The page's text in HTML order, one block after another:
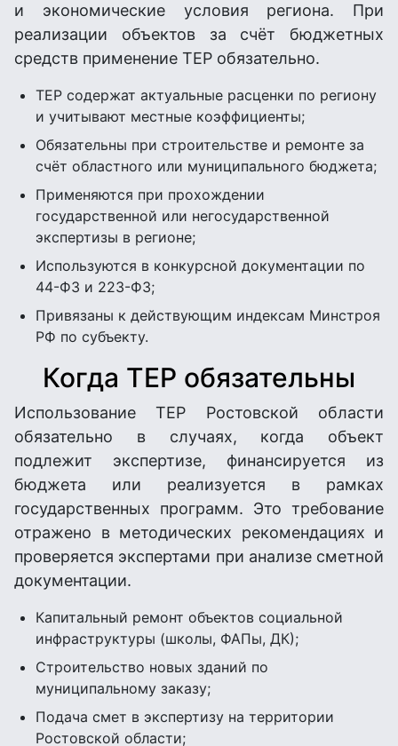
и экономические условия региона. При
реализации объектов за счёт бюджетных
средств применение ТЕР обязательно.
ТЕР содержат актуальные расценки по региону
и учитывают местные коэффициенты;
Обязательны при строительстве и ремонте за
счёт областного или муниципального бюджета;
Применяются при прохождении
государственной или негосударственной
экспертизы в регионе;
Используются в конкурсной документации по
44-ФЗ и 223-ФЗ;
Привязаны к действующим индексам Минстроя
РФ по субъекту.
Когда ТЕР обязательны
Использование ТЕР Ростовской области
обязательно в случаях, когда объект
подлежит экспертизе, финансируется из
бюджета или реализуется в рамках
государственных программ. Это требование
отражено в методических рекомендациях и
проверяется экспертами при анализе сметной
документации.
Капитальный ремонт объектов социальной
инфраструктуры (школы, ФАПы, ДК);
Строительство новых зданий по
муниципальному заказу;
Подача смет в экспертизу на территории
Ростовской области;